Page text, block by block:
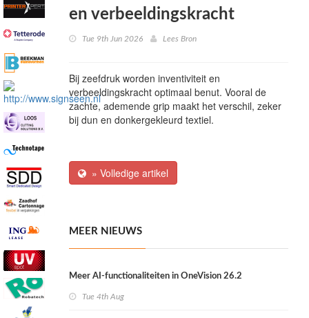
en verbeeldingskracht
Tue 9th Jun 2026 Lees Bron
Bij zeefdruk worden inventiviteit en
verbeeldingskracht optimaal benut. Vooral de
zachte, ademende grip maakt het verschil, zeker
bij dun en donkergekleurd textiel.
» Volledige artikel
MEER NIEUWS
Meer AI-functionaliteiten in OneVision 26.2
Tue 4th Aug